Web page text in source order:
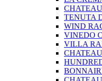
TENUTA
WIND
VINEDO
VILLA